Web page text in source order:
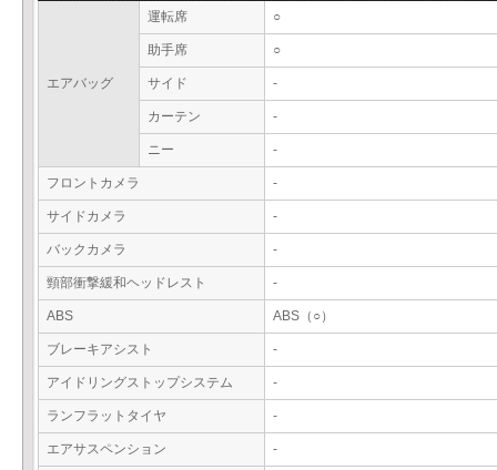
エアバッグ
運転席 ○
助手席 ○
サイド -
カーテン -
ニー -
フロントカメラ -
サイドカメラ -
バックカメラ -
頸部衝撃緩和ヘッドレスト -
ABS ABS（○）
ブレーキアシスト -
アイドリングストップシステム -
ランフラットタイヤ -
エアサスペンション -